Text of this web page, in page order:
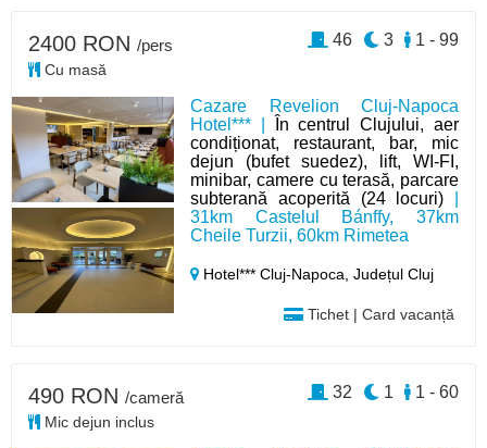
Cazare Revelion Cluj-Napoca
Hotel*** |
În centrul Clujului, aer
condiționat, restaurant, bar, mic
dejun (bufet suedez), lift, WI-FI,
minibar, camere cu terasă, parcare
subterană acoperită (24 locuri)
31km Castelul Bánffy, 37km
Cheile Turzii, 60km Rimetea
Hotel*** Cluj-Napoca,Județul Cluj
Tichet | Card vacanță
2400 RON /pers
Cu masă
1 - 99
3
46
490 RON /cameră
Mic dejun inclus
1 - 60
1
32